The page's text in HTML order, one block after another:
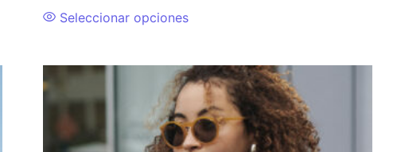
Seleccionar opciones